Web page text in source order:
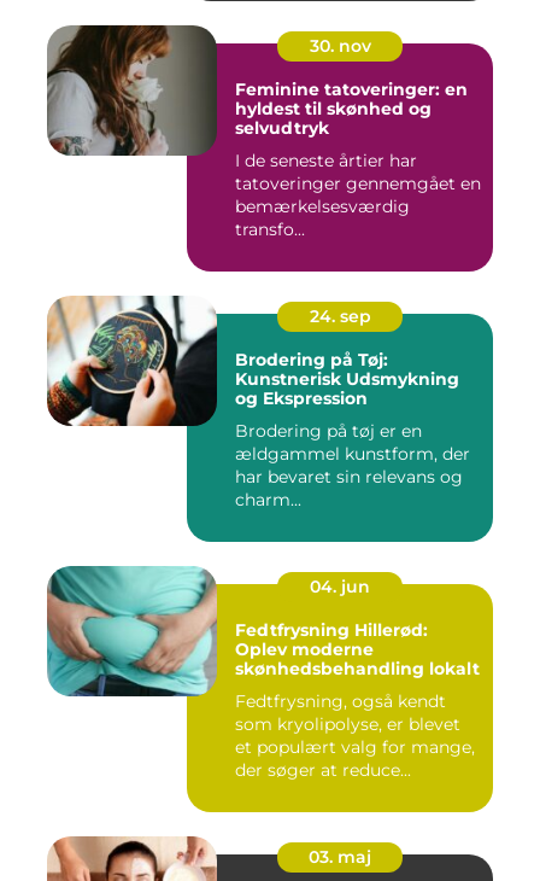
30. nov
Feminine tatoveringer: en
hyldest til skønhed og
selvudtryk
I de seneste årtier har
tatoveringer gennemgået en
bemærkelsesværdig
transfo...
24. sep
Brodering på Tøj:
Kunstnerisk Udsmykning
og Ekspression
Brodering på tøj er en
ældgammel kunstform, der
har bevaret sin relevans og
charm...
04. jun
Fedtfrysning Hillerød:
Oplev moderne
skønhedsbehandling lokalt
Fedtfrysning, også kendt
som kryolipolyse, er blevet
et populært valg for mange,
der søger at reduce...
03. maj